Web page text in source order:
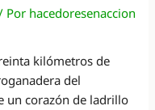
Por hacedoresenaccion
kilómetros de
del
un corazón de ladrillo